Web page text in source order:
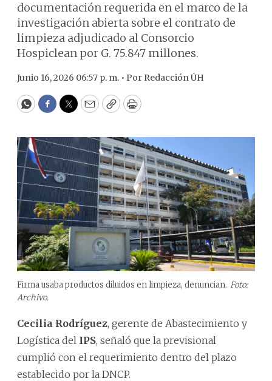
documentación requerida en el marco de la
investigación abierta sobre el contrato de
limpieza adjudicado al Consorcio
Hospiclean por G. 75.847 millones.
Junio 16, 2026 06:57 p. m. • Por Redacción ÚH
WhatsApp
Facebook
Twitter
EmailCopyPrint
Firma usaba productos diluidos en limpieza, denuncian. Foto:
Archivo.
Cecilia Rodríguez, gerente de Abastecimiento y
Logística del IPS, señaló que la previsional
cumplió con el requerimiento dentro del plazo
establecido por la DNCP.